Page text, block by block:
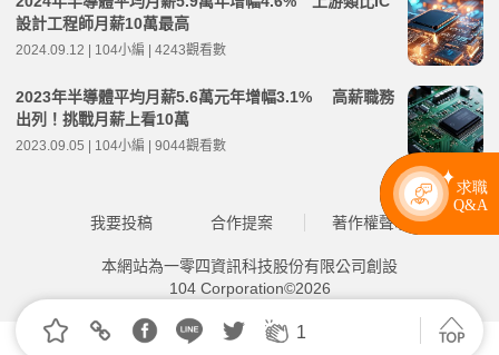
1
設計工程師月薪10萬最高
2024.09.12 | 104小編 | 4243觀看數
2023年半導體平均月薪5.6萬元年增幅3.1% 高薪職務
出列！挑戰月薪上看10萬
2023.09.05 | 104小編 | 9044觀看數
我要投稿 合作提案 著作權聲明
本網站為一零四資訊科技股份有限公司創設
104 Corporation©2026